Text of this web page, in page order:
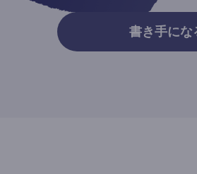
書き手にな